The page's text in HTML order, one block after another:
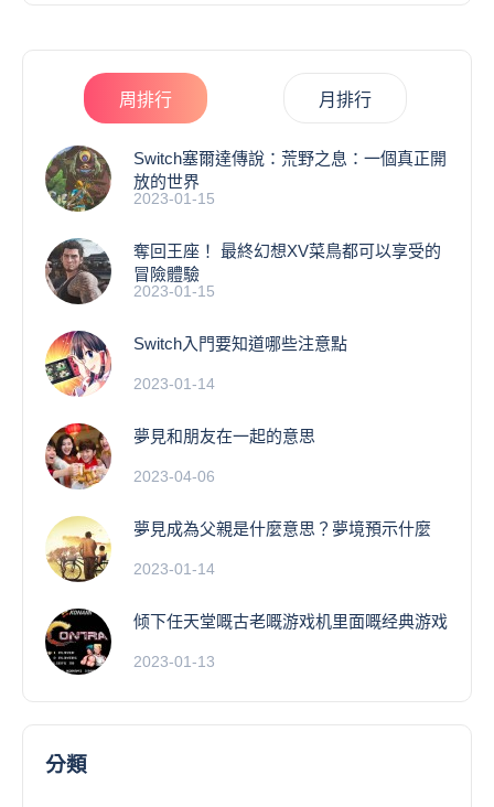
周排行 月排行
Switch塞爾達傳說：荒野之息：一個真正開
放的世界
2023-01-15
奪回王座！ 最終幻想XV菜鳥都可以享受的
冒險體驗
2023-01-15
Switch入門要知道哪些注意點
2023-01-14
夢見和朋友在一起的意思
2023-04-06
夢見成為父親是什麼意思？夢境預示什麼
2023-01-14
倾下任天堂嘅古老嘅游戏机里面嘅经典游戏
2023-01-13
分類